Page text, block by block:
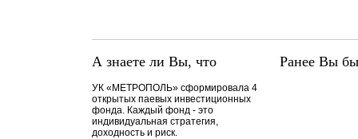
А знаете ли Вы, что
УК «МЕТРОПОЛЬ» сформировала 4
открытых паевых инвестиционных
фонда. Каждый фонд - это
индивидуальная стратегия,
доходность и риск.
Ранее Вы